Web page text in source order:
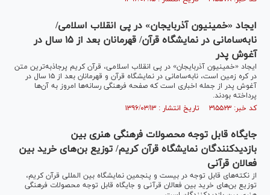
ایجاد «خمینیون آذربایجان» در پی انقلاب اسلامی/
نابه‌سامانی در نمایشگاه قرآن/ قهرمانان بعد از ۱۵ سال در
آغوش پدر
ایجاد «خمینیون آذربایجان» در پی انقلاب اسلامی، قرآن کریم پرجاذبه‌ترین متن
در کره زمین است، نابه‌سامانی در نمایشگاه قرآن و قهرمانان بعد از ۱۵ سال در
آغوش پدر از جمله اخباری است که صفحه فرهنگی رسانه‌ها امروز به آن‌ها
پرداخته بودند.
کد خبر: ۳۱۵۵۲۳ تاریخ انتشار : ۱۳۹۶/۰۳/۱۳
جایگاه قابل توجه محصولات فرهنگی هنری بین
بازدیدکنندگان نمایشگاه قرآن کریم/ توزیع بن‌های خرید بین
فعالان قرآنی
از نکته‌های قابل توجه در بیست و پنجمین نمایشگاه بین المللی قرآن کریم،
توزیع بن‌های خرید بین فعالان قرآنی و جایگاه قابل توجه محصولات فرهنگی